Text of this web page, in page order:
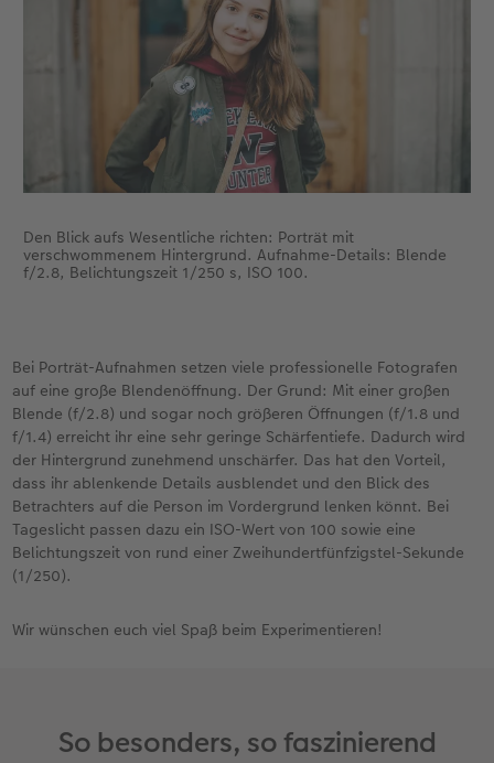
Den Blick aufs Wesentliche richten: Porträt mit
verschwommenem Hintergrund. Aufnahme-Details: Blende
f/2.8, Belichtungszeit 1/250 s, ISO 100.
Bei Porträt-Aufnahmen setzen viele professionelle Fotografen
auf eine große Blendenöffnung. Der Grund: Mit einer großen
Blende (f/2.8) und sogar noch größeren Öffnungen (f/1.8 und
f/1.4) erreicht ihr eine sehr geringe Schärfentiefe. Dadurch wird
der Hintergrund zunehmend unschärfer. Das hat den Vorteil,
dass ihr ablenkende Details ausblendet und den Blick des
Betrachters auf die Person im Vordergrund lenken könnt. Bei
Tageslicht passen dazu ein ISO-Wert von 100 sowie eine
Belichtungszeit von rund einer Zweihundertfünfzigstel-Sekunde
(1/250).
Wir wünschen euch viel Spaß beim Experimentieren!
So besonders, so faszinierend